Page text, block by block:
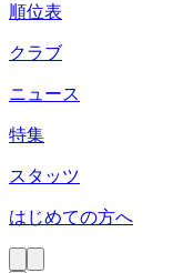
順位表
クラブ
ニュース
特集
スタッツ
はじめての方へ